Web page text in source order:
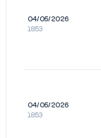
04/05/2026
18:53
04/05/2026
18:53